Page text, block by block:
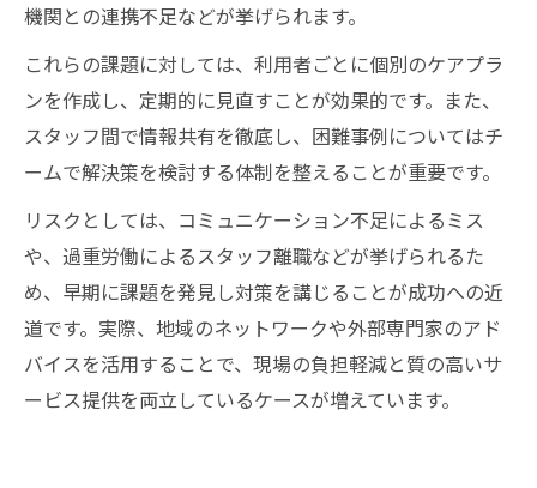
機関との連携不足などが挙げられます。
これらの課題に対しては、利用者ごとに個別のケアプラ
ンを作成し、定期的に見直すことが効果的です。また、
スタッフ間で情報共有を徹底し、困難事例についてはチ
ームで解決策を検討する体制を整えることが重要です。
リスクとしては、コミュニケーション不足によるミス
や、過重労働によるスタッフ離職などが挙げられるた
め、早期に課題を発見し対策を講じることが成功への近
道です。実際、地域のネットワークや外部専門家のアド
バイスを活用することで、現場の負担軽減と質の高いサ
ービス提供を両立しているケースが増えています。